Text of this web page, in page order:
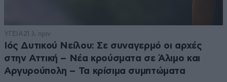
ΥΓΕΙΑ21 λ. πριν
Ιός Δυτικού Νείλου: Σε συναγερμό οι αρχές
στην Αττική – Νέα κρούσματα σε Άλιμο και
Αργυρούπολη – Τα κρίσιμα συμπτώματα